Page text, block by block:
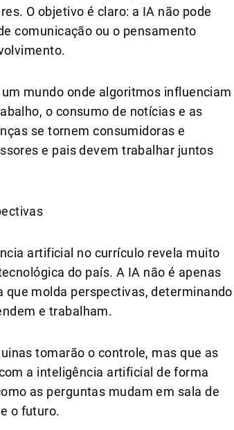
O objetivo é claro: a IA não pode
comunicação ou o pensamento
mundo onde algoritmos influenciam
o consumo de notícias e as
se tornem consumidoras e
e pais devem trabalhar juntos
artificial no currículo revela muito
do país. A IA não é apenas
molda perspectivas, determinando
e trabalham.
tomarão o controle, mas que as
a inteligência artificial de forma
as perguntas mudam em sala de
o futuro.